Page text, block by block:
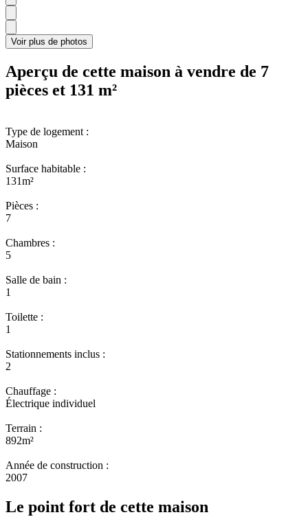
Voir plus de photos
Aperçu de cette maison à vendre de 7
pièces et 131 m²
Type de logement :
Maison
Surface habitable :
131m²
Pièces :
7
Chambres :
5
Salle de bain :
1
Toilette :
1
Stationnements inclus :
2
Chauffage :
Électrique individuel
Terrain :
892m²
Année de construction :
2007
Le point fort de cette maison